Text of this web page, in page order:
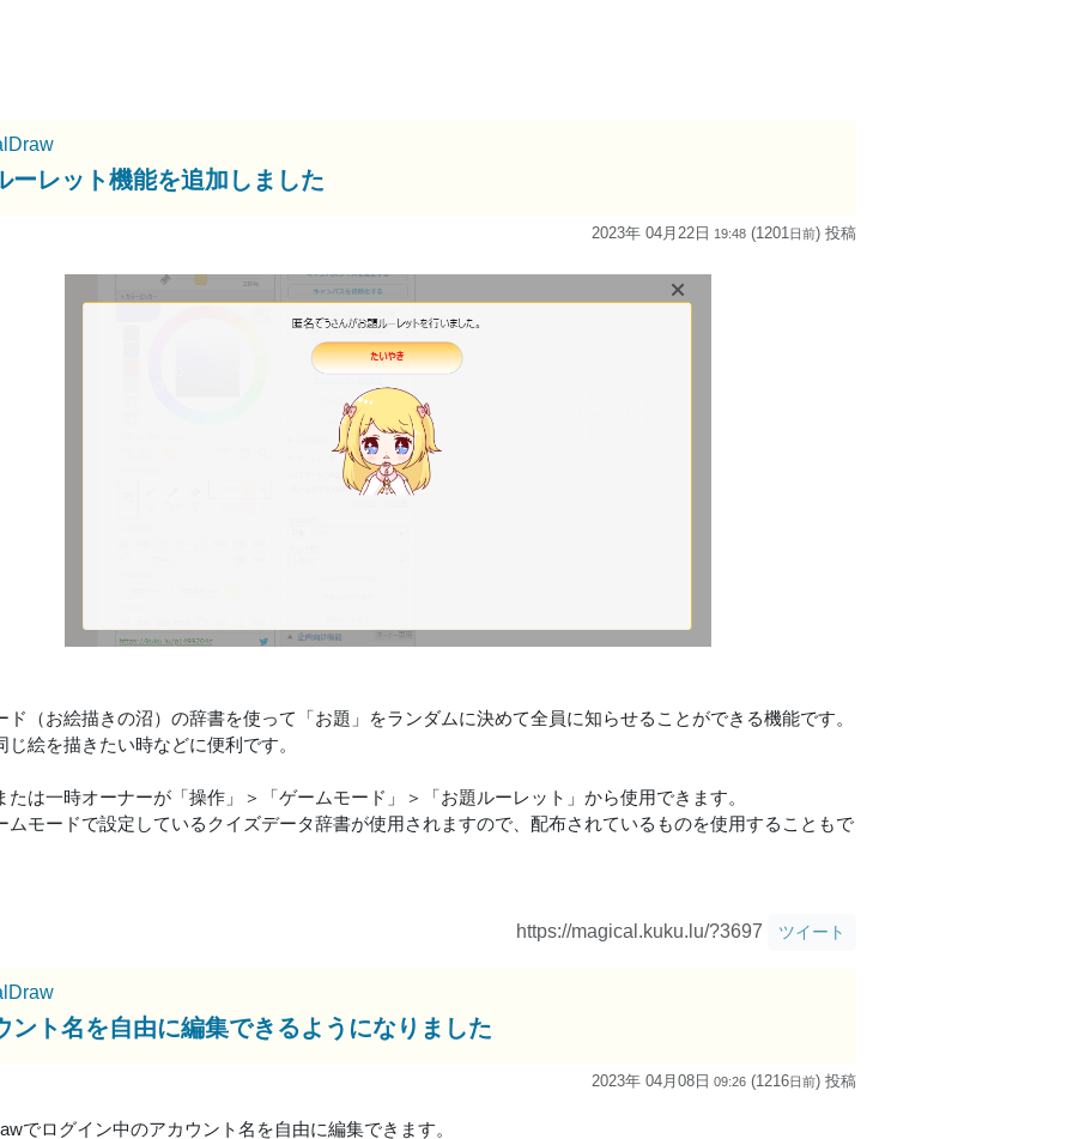
ーレット機能を追加しました
2023年 04月22日 19:48 (1201日前) 投稿
ド（お絵描きの沼）の辞書を使って「お題」をランダムに決めて全員に知らせることができる機能です。
じ絵を描きたい時などに便利です。
たは一時オーナーが「操作」＞「ゲームモード」＞「お題ルーレット」から使用できます。
ムモードで設定しているクイズデータ辞書が使用されますので、配布されているものを使用することもで
https://magical.kuku.lu/?3697 ツイート
ント名を自由に編集できるようになりました
2023年 04月08日 09:26 (1216日前) 投稿
でログイン中のアカウント名を自由に編集できます。